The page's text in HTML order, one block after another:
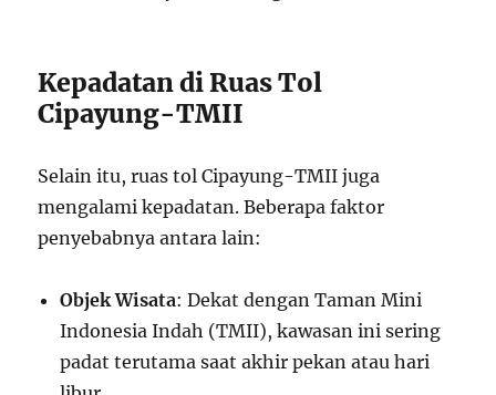
Kepadatan di Ruas Tol
Cipayung-TMII
Selain itu, ruas tol Cipayung-TMII juga
mengalami kepadatan. Beberapa faktor
penyebabnya antara lain:
Objek Wisata: Dekat dengan Taman Mini
Indonesia Indah (TMII), kawasan ini sering
padat terutama saat akhir pekan atau hari